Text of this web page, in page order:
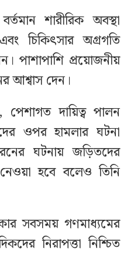
শারীরিক অবস্থা
চিকিৎসার অগ্রগতি
পাশাপাশি প্রয়োজনীয়
আশ্বাস দেন।
পেশাগত দায়িত্ব পালন
ওপর হামলার ঘটনা
ঘটনায় জড়িতদের
হবে বলেও তিনি
সবসময় গণমাধ্যমের
নিরাপত্তা নিশ্চিত